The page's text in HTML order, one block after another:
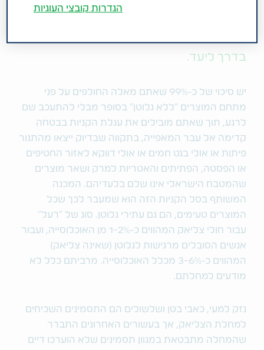
בדרך ליעד.
יש סיכוי של כ-99% שאתם מאלה החולפים על פני
מתחם המוצרים "ללא גלוטן" בסופר מבלי להתעכב שם
לרגע, תוך שאתם מובילים את עגלת הקניות בבטחה
קדימה אל עבר המאפייה, בתקווה שבדיוק ייצאו מהתנור
פיתות או אולי בגט חמים או אולי דווקא לאזור החטיפים
או הפסטה, הפתיתים והאטריות למרק ושאר מוצרים
שהמטבח הישראלי אינו שלם בלעדיהם. המכנה
המשותף בסל הקניות הזה הוא שמעבר לכך שכל
המוצרים טעימים, הם גם עתירי גלוטן. סוג של "רעל"
עבור חולי צליאק המהווים כ-1-2% מן האוכלוסייה, ועבור
אנשים הסובלים מרגישות לגלוטן (שאינה צליאק)
המהווים כ-3-6% מכלל האוכלוסייה. מרביתם כלל לא
מודעים למחלתם.
נזק למעי, כאבי בטן ושלשולים הם התסמינים השכיחים
למחלת הצליאק, אך בעשורים האחרונים התברר
שהמחלה מתבטאת במגוון תסמינים שלא הוערכו דיים
הגדרות קובצי העוגיות